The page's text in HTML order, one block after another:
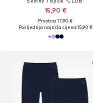
15,90 €
Prvotno: 17,90 €
Posljednja najniža cijena:15,90 €